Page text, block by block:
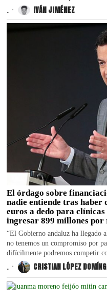
. IVÁN JIMÉNEZ
El órdago sobre
nadie entiende tras haber
euros a dedo para
ingresar 899 millones por
“El Gobierno andaluz ha llegado
no tenemos un compromiso por
difícilmente podremos competir
. CRISTIAN LÓPEZ